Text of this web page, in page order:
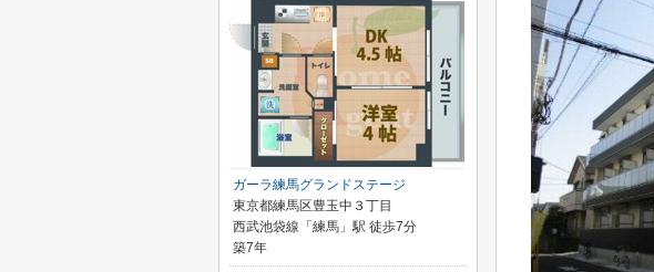
ガーラ練馬グランドステージ
東京都練馬区豊玉中３丁目
西武池袋線「練馬」駅 徒歩7分
築7年